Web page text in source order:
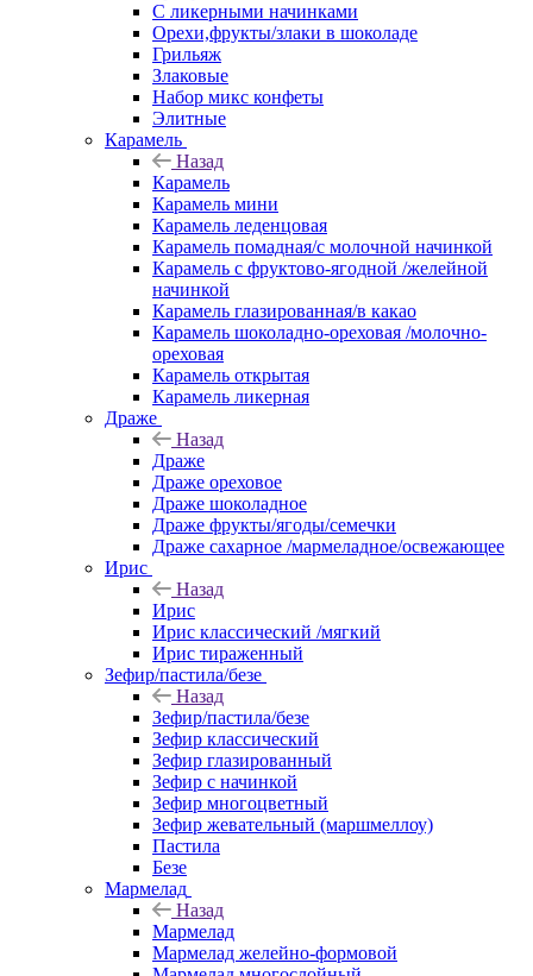
С ликерными начинками
Орехи,фрукты/злаки в шоколаде
Грильяж
Злаковые
Набор микс конфеты
Элитные
Карамель
Назад
Карамель
Карамель мини
Карамель леденцовая
Карамель помадная/с молочной начинкой
Карамель с фруктово-ягодной /желейной
начинкой
Карамель глазированная/в какао
Карамель шоколадно-ореховая /молочно-
ореховая
Карамель открытая
Карамель ликерная
Драже
Назад
Драже
Драже ореховое
Драже шоколадное
Драже фрукты/ягоды/семечки
Драже сахарное /мармеладное/освежающее
Ирис
Назад
Ирис
Ирис классический /мягкий
Ирис тираженный
Зефир/пастила/безе
Назад
Зефир/пастила/безе
Зефир классический
Зефир глазированный
Зефир с начинкой
Зефир многоцветный
Зефир жевательный (маршмеллоу)
Пастила
Безе
Мармелад
Назад
Мармелад
Мармелад желейно-формовой